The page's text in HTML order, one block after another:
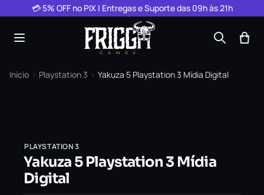
Pular para o conteúdo
💳 5% OFF no PIX | Entregas e Suporte das 09h às 21h
Início › Playstation 3 › Yakuza 5 Playstation 3 Mídia Digital
PLAYSTATION 3
Yakuza 5 Playstation 3 Mídia
Digital